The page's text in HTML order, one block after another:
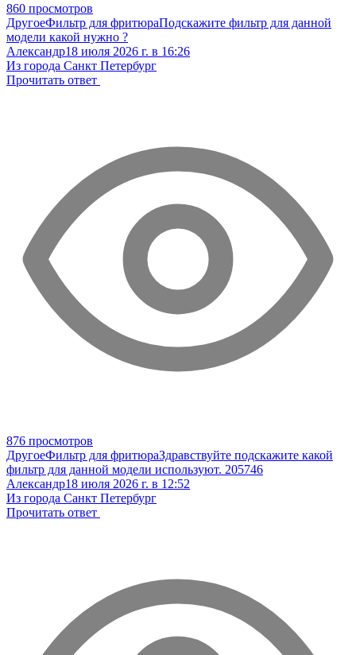
860 просмотров
ДругоеФильтр для фритюраПодскажите фильтр для данной
модели какой нужно ?
Александр18 июля 2026 г. в 16:26
Из города Санкт Петербург
Прочитать ответ
876 просмотров
ДругоеФильтр для фритюраЗдравствуйте подскажите какой
фильтр для данной модели используют. 205746
Александр18 июля 2026 г. в 12:52
Из города Санкт Петербург
Прочитать ответ